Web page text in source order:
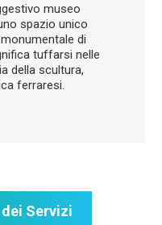
museo
spazio unico
di
tuffarsi nelle
della scultura,
ferraresi.
Servizi